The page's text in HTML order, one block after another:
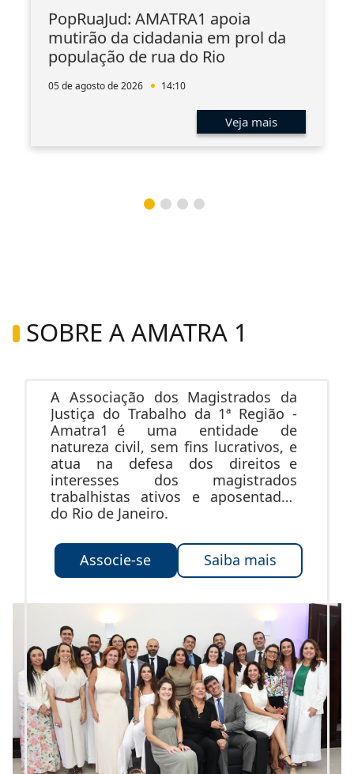
PopRuaJud: AMATRA1 apoia
mutirão da cidadania em prol da
população de rua do Rio
05 de agosto de 2026 14:10
Veja mais
SOBRE A AMATRA 1
A Associação dos Magistrados da
Justiça do Trabalho da 1ª Região -
Amatra1 é uma entidade de
natureza civil, sem fins lucrativos, e
atua na defesa dos direitos e
interesses dos magistrados
trabalhistas ativos e aposentados
do Rio de Janeiro.
Associe-se Saiba mais